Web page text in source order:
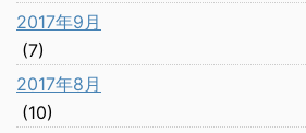
2017年9月
(7)
2017年8月
(10)